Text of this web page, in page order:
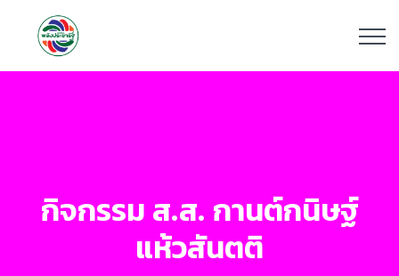
กิจกรรม ส.ส. กานต์กนิษฐ์
แห้วสันตติ